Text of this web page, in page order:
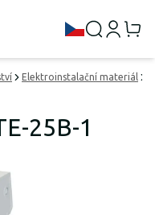
Elektroinstalační materiál
25B-1